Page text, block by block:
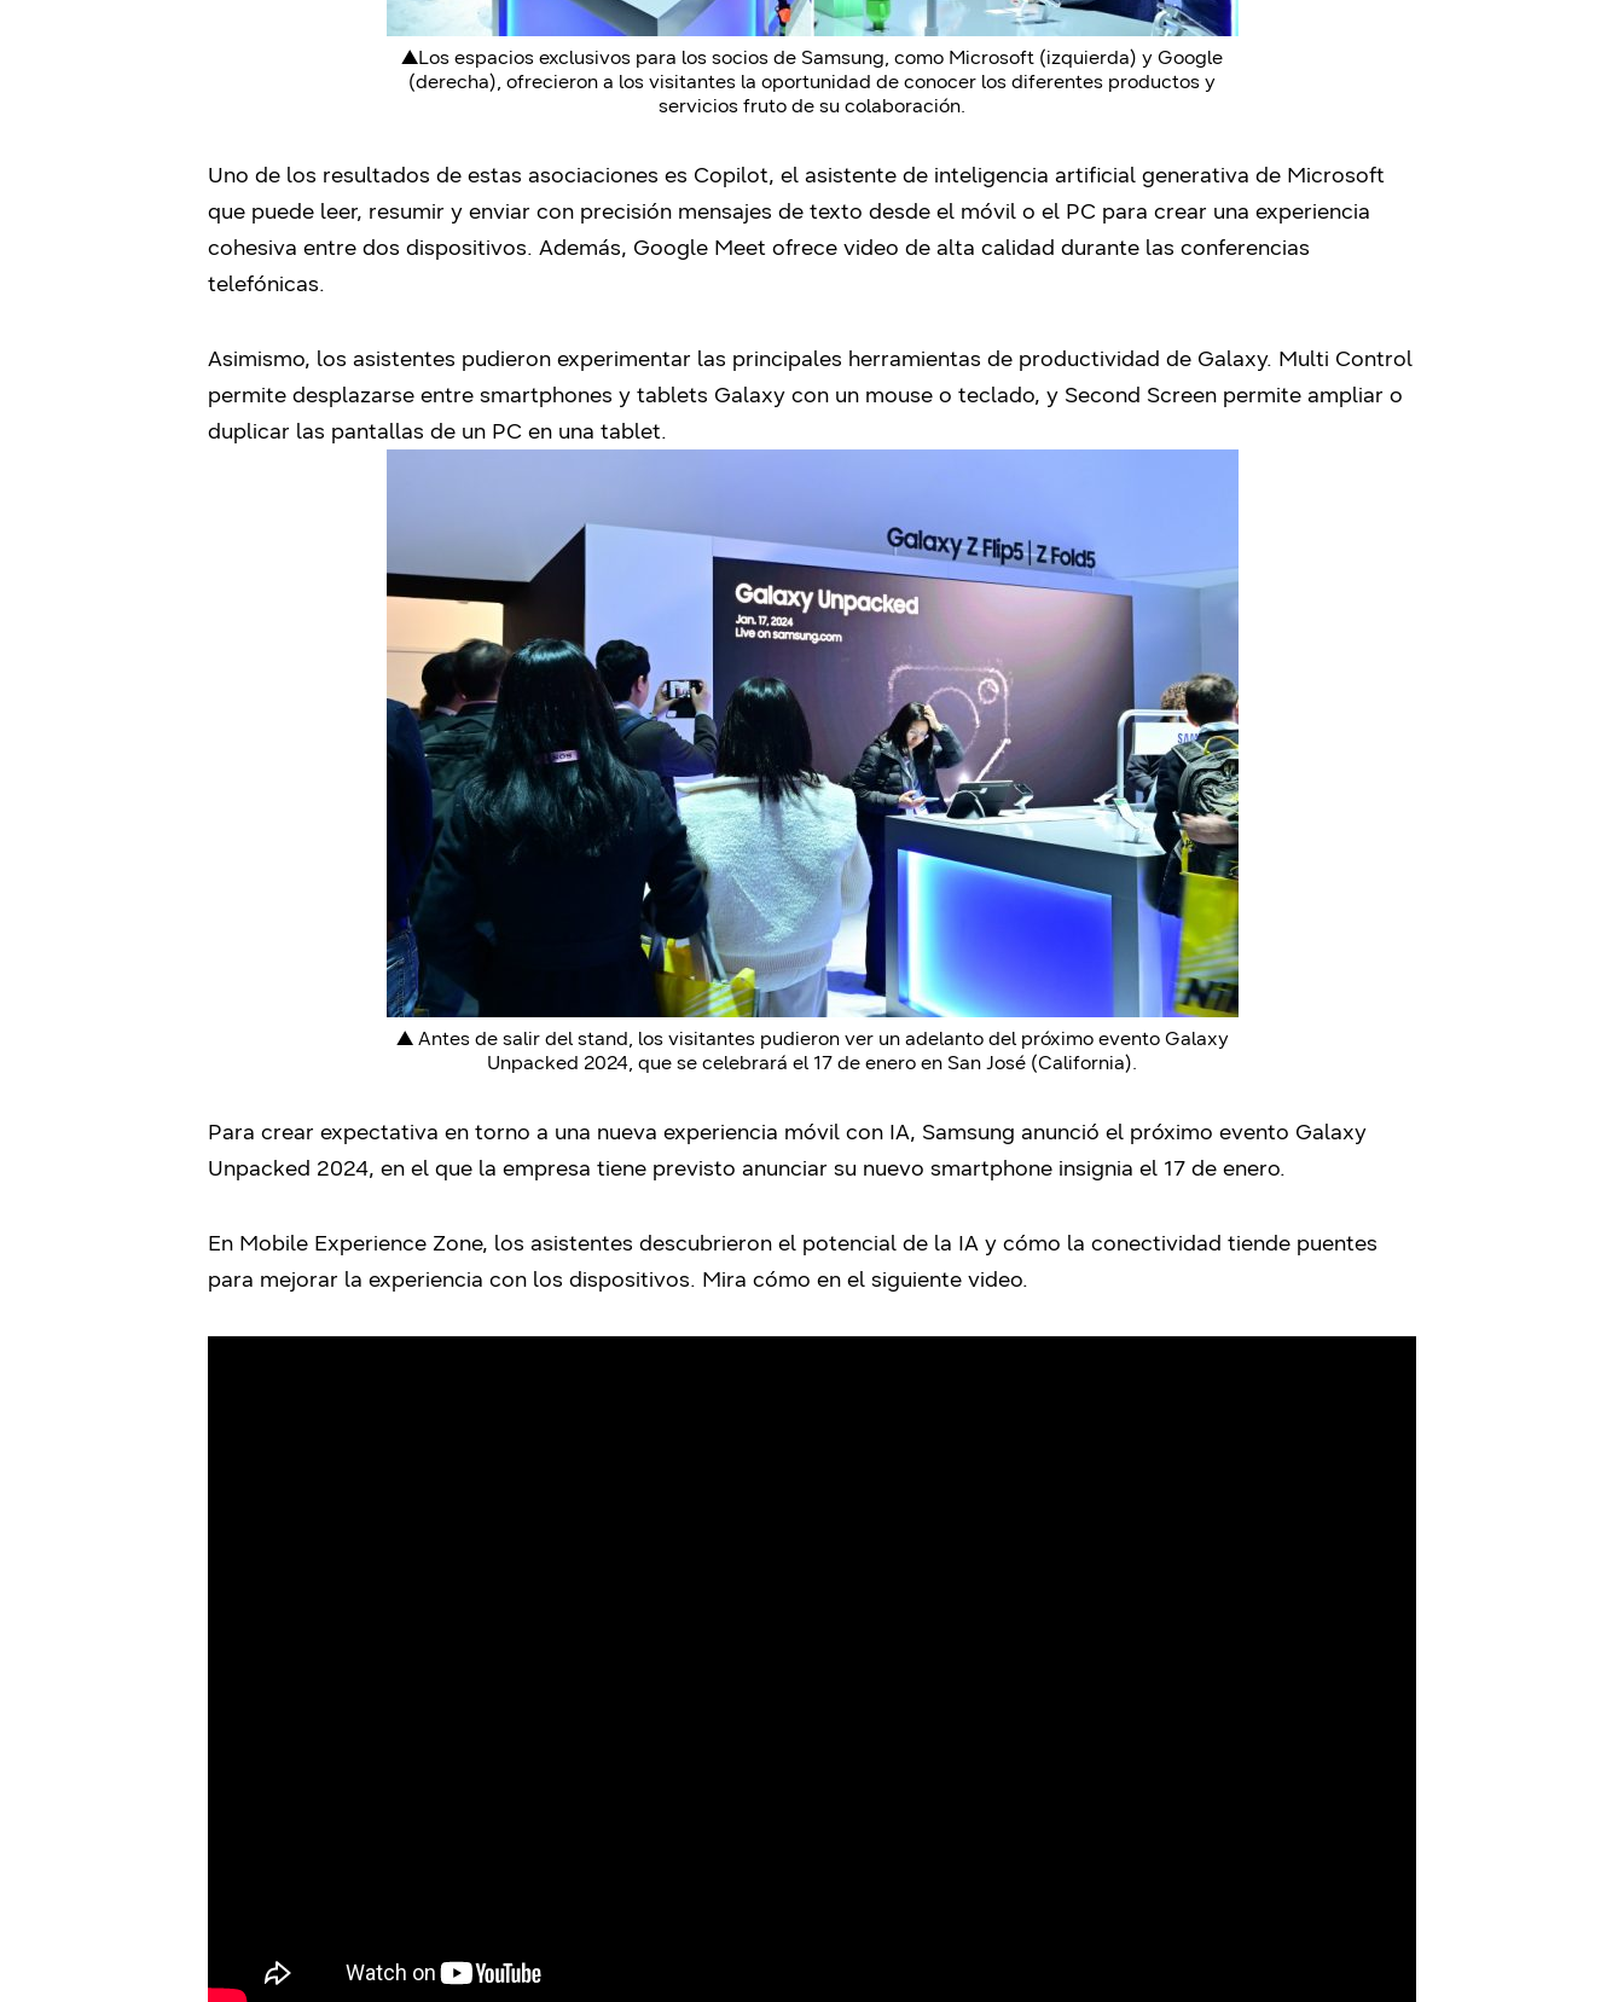
▲Los espacios exclusivos para los socios de Samsung, como Microsoft (izquierda) y Google
(derecha), ofrecieron a los visitantes la oportunidad de conocer los diferentes productos y
servicios fruto de su colaboración.
Uno de los resultados de estas asociaciones es Copilot, el asistente de inteligencia artificial generativa de Microsoft
que puede leer, resumir y enviar con precisión mensajes de texto desde el móvil o el PC para crear una experiencia
cohesiva entre dos dispositivos. Además, Google Meet ofrece video de alta calidad durante las conferencias
telefónicas.
Asimismo, los asistentes pudieron experimentar las principales herramientas de productividad de Galaxy. Multi Control
permite desplazarse entre smartphones y tablets Galaxy con un mouse o teclado, y Second Screen permite ampliar o
duplicar las pantallas de un PC en una tablet.
▲ Antes de salir del stand, los visitantes pudieron ver un adelanto del próximo evento Galaxy
Unpacked 2024, que se celebrará el 17 de enero en San José (California).
Para crear expectativa en torno a una nueva experiencia móvil con IA, Samsung anunció el próximo evento Galaxy
Unpacked 2024, en el que la empresa tiene previsto anunciar su nuevo smartphone insignia el 17 de enero.
En Mobile Experience Zone, los asistentes descubrieron el potencial de la IA y cómo la conectividad tiende puentes
para mejorar la experiencia con los dispositivos. Mira cómo en el siguiente video.